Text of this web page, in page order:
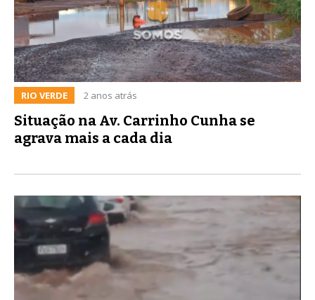
RIO VERDE 2 anos atrás
Situação na Av. Carrinho Cunha se
agrava mais a cada dia